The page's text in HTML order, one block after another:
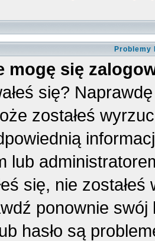
Problemy
mogę się
się?
zostałeś
lub
się, nie
ponownie swój
hasło są